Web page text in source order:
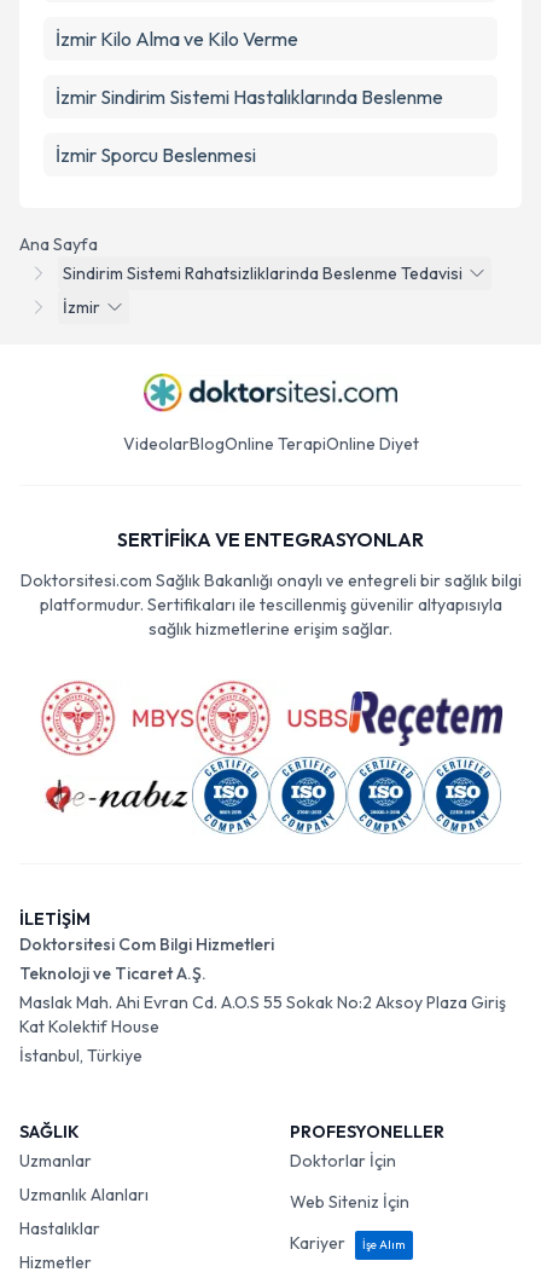
Ana Sayfa
Sindirim Sistemi Rahatsizliklarinda Beslenme Tedavisi
İzmir
İzmir Kilo Alma ve Kilo Verme
İzmir Sindirim Sistemi Hastalıklarında Beslenme
İzmir Sporcu Beslenmesi
VideolarBlogOnline TerapiOnline Diyet
SERTİFİKA VE ENTEGRASYONLAR
Doktorsitesi.com Sağlık Bakanlığı onaylı ve entegreli bir sağlık bilgi
platformudur. Sertifikaları ile tescillenmiş güvenilir altyapısıyla
sağlık hizmetlerine erişim sağlar.
İLETİŞİM
Doktorsitesi Com Bilgi Hizmetleri
Teknoloji ve Ticaret A.Ş.
Maslak Mah. Ahi Evran Cd. A.O.S 55 Sokak No:2 Aksoy Plaza Giriş
Kat Kolektif House
İstanbul, Türkiye
SAĞLIK
Uzmanlar
Uzmanlık Alanları
Hastalıklar
Hizmetler
PROFESYONELLER
Doktorlar İçin
Web Siteniz İçin
Kariyer
İşe Alım